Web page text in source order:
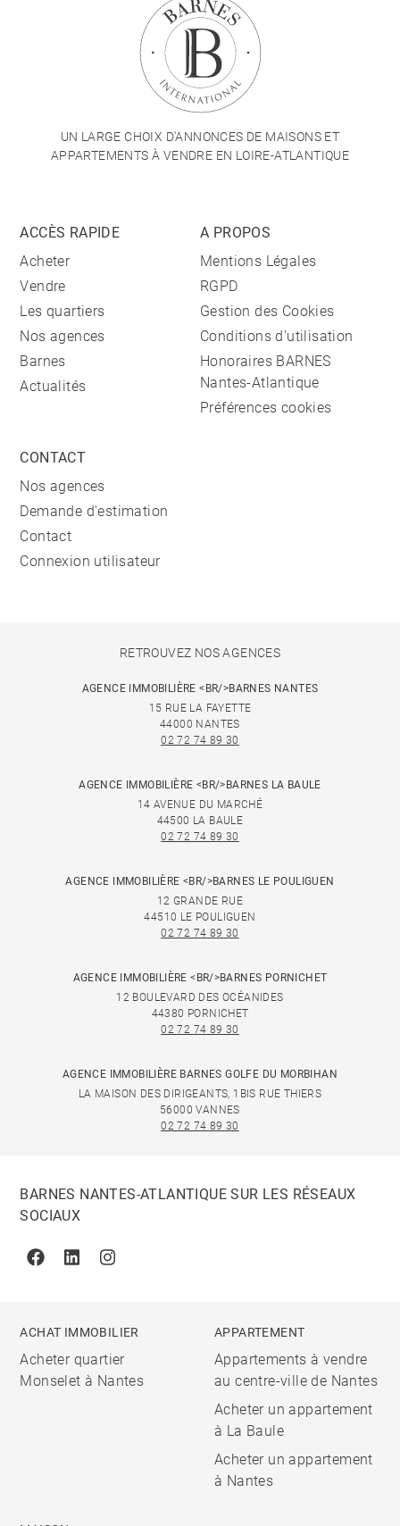
UN LARGE CHOIX D'ANNONCES DE MAISONS ET
APPARTEMENTS À VENDRE EN LOIRE-ATLANTIQUE
ACCÈS RAPIDE
Acheter
Vendre
Les quartiers
Nos agences
Barnes
Actualités
A PROPOS
Mentions Légales
RGPD
Gestion des Cookies
Conditions d'utilisation
Honoraires BARNES
Nantes-Atlantique
Préférences cookies
CONTACT
Nos agences
Demande d'estimation
Contact
Connexion utilisateur
RETROUVEZ NOS AGENCES
AGENCE IMMOBILIÈRE <BR/>BARNES NANTES
15 RUE LA FAYETTE
44000 NANTES
02 72 74 89 30
AGENCE IMMOBILIÈRE <BR/>BARNES LA BAULE
14 AVENUE DU MARCHÉ
44500 LA BAULE
02 72 74 89 30
AGENCE IMMOBILIÈRE <BR/>BARNES LE POULIGUEN
12 GRANDE RUE
44510 LE POULIGUEN
02 72 74 89 30
AGENCE IMMOBILIÈRE <BR/>BARNES PORNICHET
12 BOULEVARD DES OCÉANIDES
44380 PORNICHET
02 72 74 89 30
AGENCE IMMOBILIÈRE BARNES GOLFE DU MORBIHAN
LA MAISON DES DIRIGEANTS, 1BIS RUE THIERS
56000 VANNES
02 72 74 89 30
BARNES NANTES-ATLANTIQUE SUR LES RÉSEAUX
SOCIAUX
FacebookLinkedinInstagram
ACHAT IMMOBILIER
Acheter quartier
Monselet à Nantes
APPARTEMENT
Appartements à vendre
au centre-ville de Nantes
Acheter un appartement
à La Baule
Acheter un appartement
à Nantes